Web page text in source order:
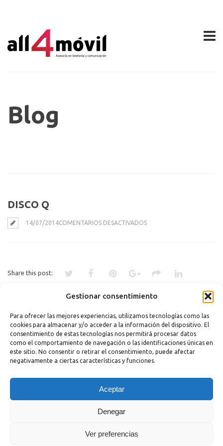
Gestionar consentimiento
Para ofrecer las mejores experiencias, utilizamos tecnologías como las
cookies para almacenar y/o acceder a la información del dispositivo. El
consentimiento de estas tecnologías nos permitirá procesar datos
como el comportamiento de navegación o las identificaciones únicas en
este sitio. No consentir o retirar el consentimiento, puede afectar
negativamente a ciertas características y funciones.
Aceptar
Denegar
Ver preferencias
Blog
DISCO Q
14/07/2014COMENTARIOS DESACTIVADOSEN
Share this post:
«OTRO TESTIMONIO MECANIZADOS ARBE C.B.
Comments are closed.
Copyright 2023 |Aviso legal|Política de cookies